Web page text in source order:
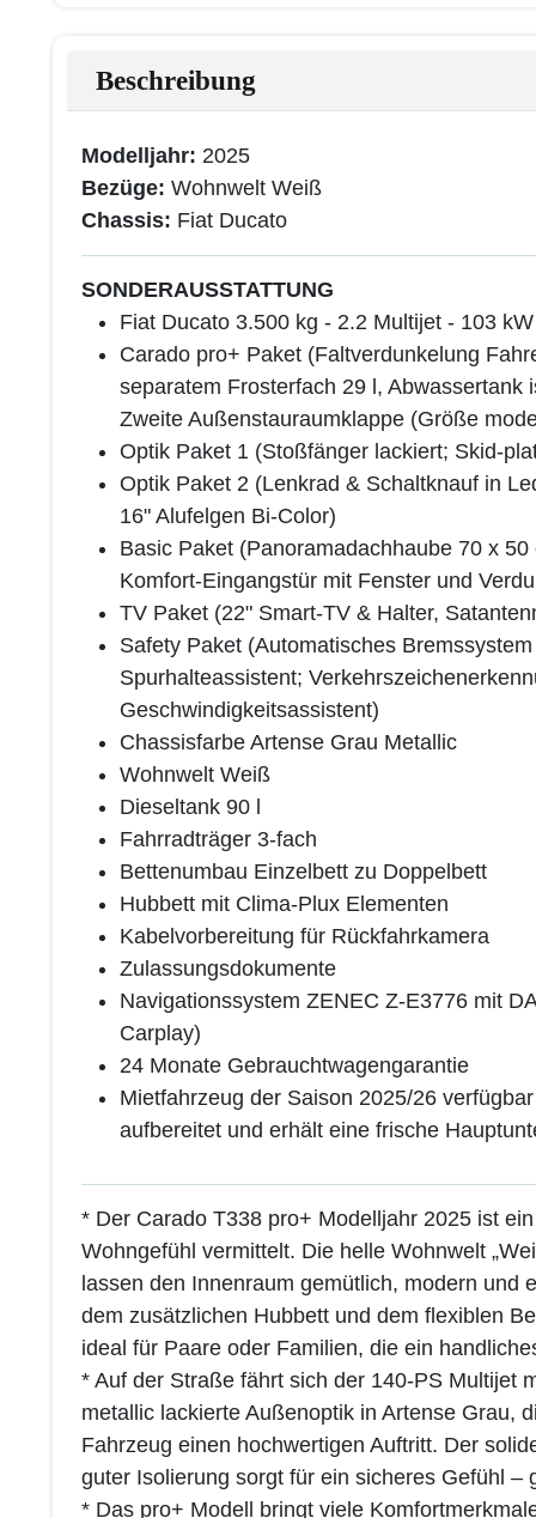
Beschreibung
Modelljahr: 2025
Bezüge: Wohnwelt Weiß
Chassis: Fiat Ducato
SONDERAUSSTATTUNG
Fiat Ducato 3.500 kg - 2.2 Multijet - 103
Carado pro+ Paket (Faltverdunkelung
separatem Frosterfach 29 l,
Zweite Außenstauraumklappe (Größe
Optik Paket 1 (Stoßfänger lackiert; Skid-
Optik Paket 2 (Lenkrad & Schaltknauf in
16" Alufelgen Bi-Color)
Basic Paket (Panoramadachhaube 70 x
Komfort-Eingangstür mit Fenster und
TV Paket (22" Smart-TV & Halter,
Safety Paket (Automatisches
Spurhalteassistent;
Geschwindigkeitsassistent)
Chassisfarbe Artense Grau Metallic
Wohnwelt Weiß
Dieseltank 90 l
Fahrradträger 3-fach
Bettenumbau Einzelbett zu Doppelbett
Hubbett mit Clima-Plux Elementen
Kabelvorbereitung für Rückfahrkamera
Zulassungsdokumente
Navigationssystem ZENEC Z-E3776 mit
Carplay)
24 Monate Gebrauchtwagengarantie
Mietfahrzeug der Saison 2025/26
aufbereitet und erhält eine frische
* Der Carado T338 pro+ Modelljahr 2025 ist
Wohngefühl vermittelt. Die helle Wohnwelt
lassen den Innenraum gemütlich, modern
dem zusätzlichen Hubbett und dem flexiblen
ideal für Paare oder Familien, die ein
* Auf der Straße fährt sich der 140-PS Multijet
metallic lackierte Außenoptik in Artense Grau,
Fahrzeug einen hochwertigen Auftritt. Der
guter Isolierung sorgt für ein sicheres Gefühl
* Das pro+ Modell bringt viele